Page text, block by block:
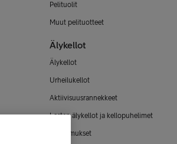
Pelituolit
Muut pelituotteet
Älykellot
Älykellot
Urheilukellot
Aktiivisuusrannekkeet
Lasten älykellot ja kellopuhelimet
Älysormukset